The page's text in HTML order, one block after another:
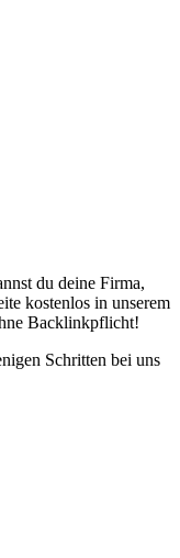
du deine Firma,
kostenlos in unserem
Backlinkpflicht!
Schritten bei uns